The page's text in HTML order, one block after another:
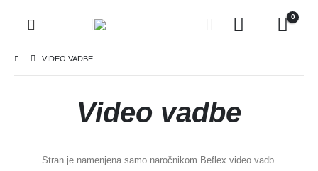
0
VIDEO VADBE
Video vadbe
Stran je namenjena samo naročnikom Beflex video vadb.